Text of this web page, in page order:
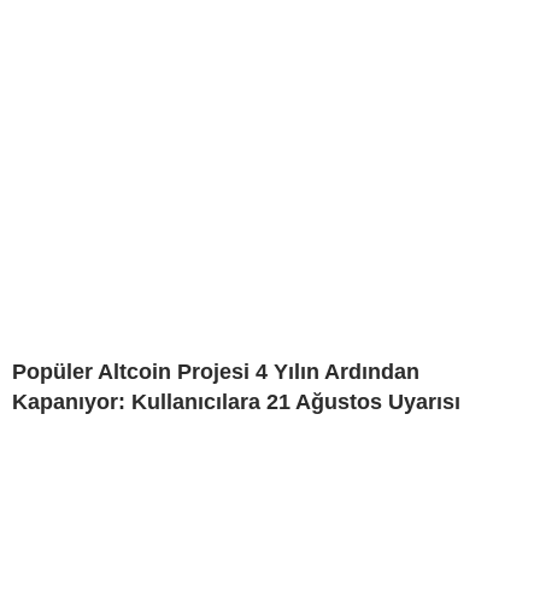
Popüler Altcoin Projesi 4 Yılın Ardından
Kapanıyor: Kullanıcılara 21 Ağustos Uyarısı